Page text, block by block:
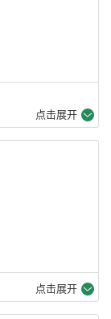
点击展开
点击展开